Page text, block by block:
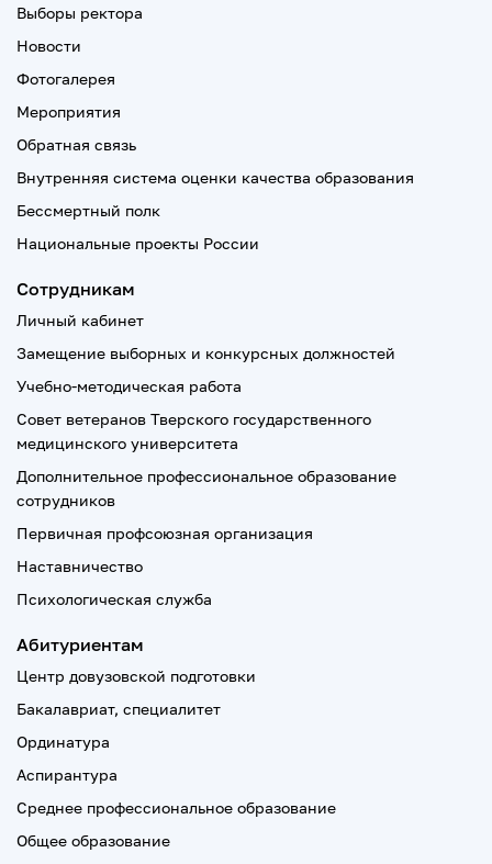
Выборы ректора
Новости
Фотогалерея
Мероприятия
Обратная связь
Внутренняя система оценки качества образования
Бессмертный полк
Национальные проекты России
Сотрудникам
Личный кабинет
Замещение выборных и конкурсных должностей
Учебно-методическая работа
Совет ветеранов Тверского государственного
медицинского университета
Дополнительное профессиональное образование
сотрудников
Первичная профсоюзная организация
Наставничество
Психологическая служба
Абитуриентам
Центр довузовской подготовки
Бакалавриат, специалитет
Ординатура
Аспирантура
Среднее профессиональное образование
Общее образование